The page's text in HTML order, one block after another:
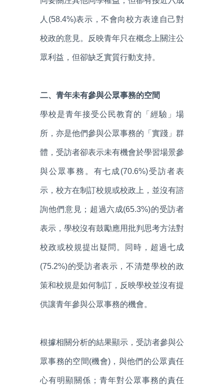
人(58.4%)表示，不會向校方表達自己對
校政的意見。反映青年只在概念上關注公
眾利益，但卻缺乏實質行動支持。
二、青年未有參與公眾事務的空間
學校是青年接受公民教育的「經驗」場
所，亦是他們參與公眾事務的「實踐」群
體，受訪者卻表示未有機會於學習場景參
與公眾事務。有七成(70.6%)受訪者表
示，校方在制訂校規或校政上，並沒有諮
詢他們意見；超過六成(65.3%)的受訪者
表示，學校沒有鼓勵應用批判思考方法對
校政或校規提出疑問。同時，超過七成
(75.2%)的受訪者表示，不清楚學校的政
策和校規是如何制訂，反映學校並沒有提
供讓青年參與公眾事務的機會。
根據相關分析的結果顯示，受訪者參與公
眾事務的空間(機會)，與他們的公眾責任
心有明顯關係；青年對公眾事務的責任